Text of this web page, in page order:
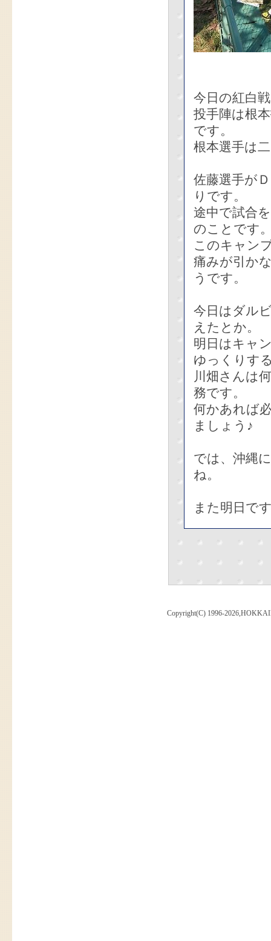
今日の紅白
投手陣は根
です。
根本選手は
佐藤選手が
りです。
途中で試合
のことです
このキャン
痛みが引か
うです。
今日はダル
えたとか。
明日はキャ
ゆっくりす
川畑さんは
務です。
何かあれば
ましょう♪
では、沖縄
ね。
また明日で
Copyright(C) 1996-